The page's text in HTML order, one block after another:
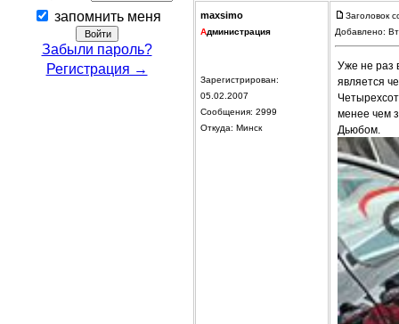
запомнить меня
Забыли пароль?
Регистрация →
maxsimo
Администрация
Зарегистрирован:
05.02.2007
Сообщения: 2999
Откуда: Минск
Заголовок
Добавлено:
Уже не раз
является
менее чем
Дьюбом.